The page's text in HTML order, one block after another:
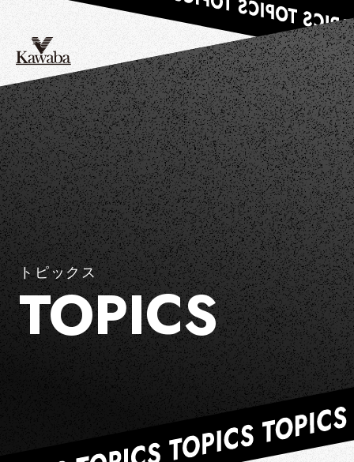
トピックス
TOPICS